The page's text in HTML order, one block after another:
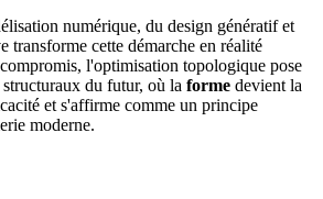
numérique, du design génératif et
transforme cette démarche en réalité
l'optimisation topologique pose
structuraux du futur, où la forme devient la
et s'affirme comme un principe
moderne.